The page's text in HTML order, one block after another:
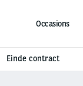
Occasions
Einde contract